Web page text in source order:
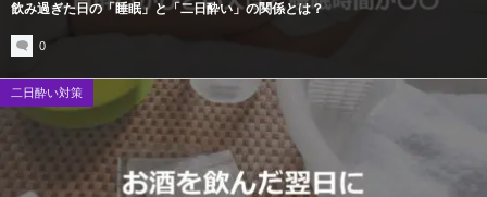
飲み過ぎた日の「睡眠」と「二日酔い」の関係とは？
0
二日酔い対策